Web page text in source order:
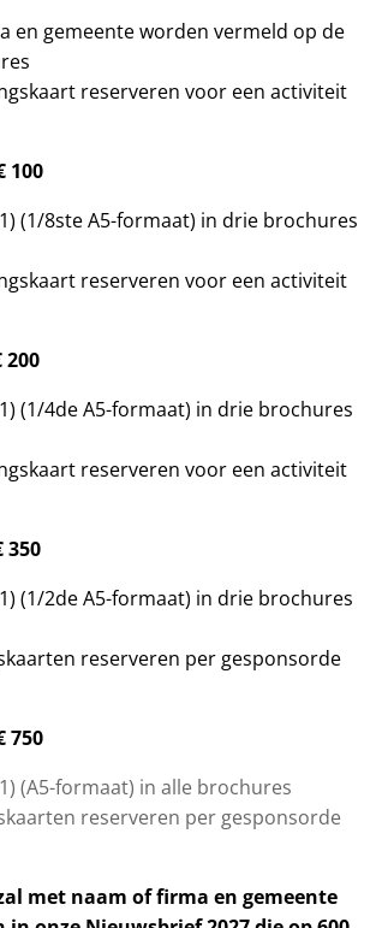
en gemeente worden vermeld op de
reserveren voor een activiteit
100
(1/8ste A5-formaat) in drie brochures
reserveren voor een activiteit
200
(1/4de A5-formaat) in drie brochures
reserveren voor een activiteit
350
(1/2de A5-formaat) in drie brochures
reserveren per gesponsorde
750
(A5-formaat) in alle brochures
reserveren per gesponsorde
met naam of firma en gemeente